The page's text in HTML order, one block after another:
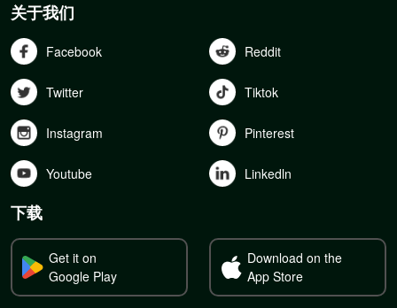
关于我们
Facebook Reddit
Twitter Tiktok
Instagram Pinterest
Youtube Linkedln
下载
Get it on
Google Play
Download on the
App Store